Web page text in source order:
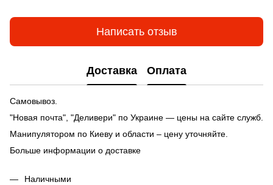
Написать отзыв
Доставка Оплата
Самовывоз.
"Новая почта", "Деливери" по Украине — цены на сайте служб.
Манипулятором по Киеву и области – цену уточняйте.
Больше информации о доставке
Наличными